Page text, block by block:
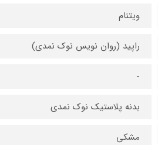
ویتنام
راپید (روان نویس نوک نمدی)
-
بدنه پلاستیک نوک نمدی
مشکی